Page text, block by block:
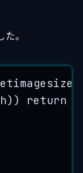
。
)) return